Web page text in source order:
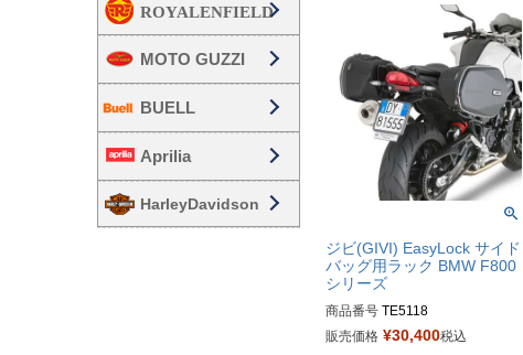
MOTO GUZZI
BUELL
Aprilia
HarleyDavidson
ジビ(GIVI) EasyLock サイド
バッグ用ラック BMW F800
シリーズ
商品番号 TE5118
販売価格 ¥30,400税込